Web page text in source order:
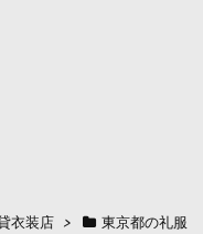
衣装店 >
東京都の礼服